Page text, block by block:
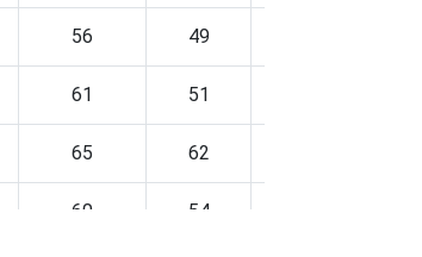
56 49
61 51
65 62
60 54